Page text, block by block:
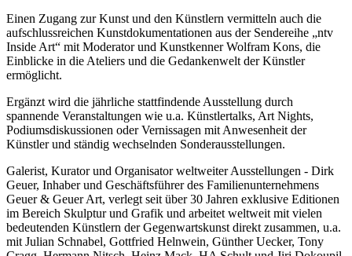
Einen Zugang zur Kunst und den Künstlern vermitteln auch die
aufschlussreichen Kunstdokumentationen aus der Sendereihe „ntv
Inside Art“ mit Moderator und Kunstkenner Wolfram Kons, die
Einblicke in die Ateliers und die Gedankenwelt der Künstler
ermöglicht.
Ergänzt wird die jährliche stattfindende Ausstellung durch
spannende Veranstaltungen wie u.a. Künstlertalks, Art Nights,
Podiumsdiskussionen oder Vernissagen mit Anwesenheit der
Künstler und ständig wechselnden Sonderausstellungen.
Galerist, Kurator und Organisator weltweiter Ausstellungen - Dirk
Geuer, Inhaber und Geschäftsführer des Familienunternehmens
Geuer & Geuer Art, verlegt seit über 30 Jahren exklusive Editionen
im Bereich Skulptur und Grafik und arbeitet weltweit mit vielen
bedeutenden Künstlern der Gegenwartskunst direkt zusammen, u.a.
mit Julian Schnabel, Gottfried Helnwein, Günther Uecker, Tony